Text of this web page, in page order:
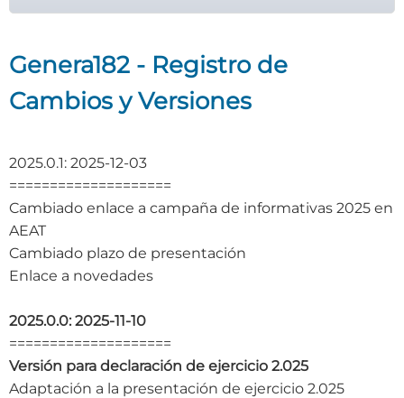
Genera182 - Registro de
Cambios y Versiones
2025.0.1: 2025-12-03
====================
Cambiado enlace a campaña de informativas 2025 en
AEAT
Cambiado plazo de presentación
Enlace a novedades
2025.0.0: 2025-11-10
====================
Versión para declaración de ejercicio 2.025
Adaptación a la presentación de ejercicio 2.025